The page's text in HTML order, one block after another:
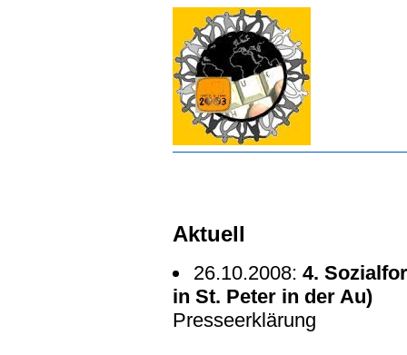
Aktuell
26.10.2008: 4.
in St. Peter in der Au)
Presseerklärung